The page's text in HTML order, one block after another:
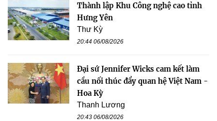
Thành lập Khu Công nghệ cao tỉnh
Hưng Yên
Thư Kỳ
20:44 06/08/2026
Đại sứ Jennifer Wicks cam kết làm
cầu nối thúc đẩy quan hệ Việt Nam -
Hoa Kỳ
Thanh Lương
20:43 06/08/2026